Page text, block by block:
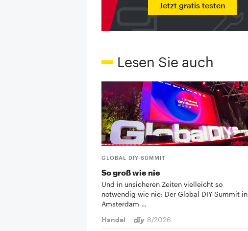
Jetzt gratis testen
Lesen Sie auch
GLOBAL DIY-SUMMIT
So groß wie nie
Und in unsicheren Zeiten vielleicht so
notwendig wie nie: Der Global DIY-Summit in
Amsterdam …
Handel
8/2026